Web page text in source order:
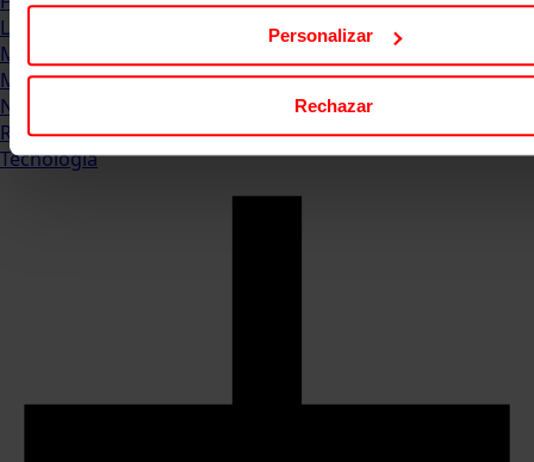
Personalizar
Rechazar
Luxury
Management
Marketing & Comunicación
Negocios
Recursos Humanos
Tecnología